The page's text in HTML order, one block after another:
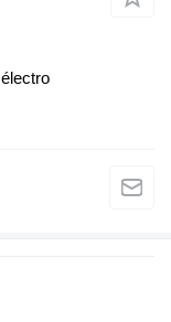
électro